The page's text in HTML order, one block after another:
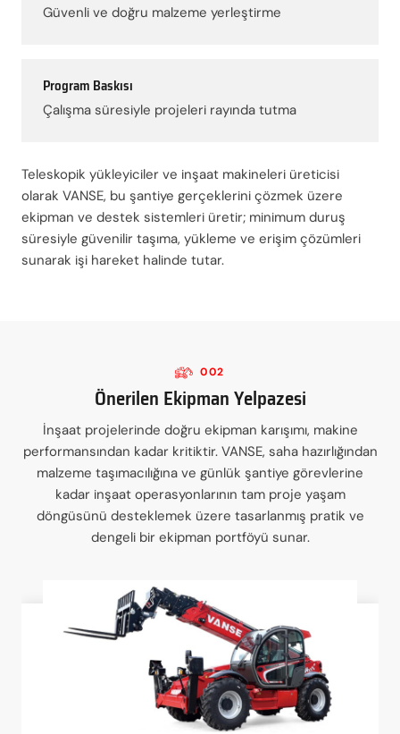
Güvenli ve doğru malzeme yerleştirme
Program Baskısı
Çalışma süresiyle projeleri rayında tutma
Teleskopik yükleyiciler ve inşaat makineleri üreticisi
olarak VANSE, bu şantiye gerçeklerini çözmek üzere
ekipman ve destek sistemleri üretir; minimum duruş
süresiyle güvenilir taşıma, yükleme ve erişim çözümleri
sunarak işi hareket halinde tutar.
002
Önerilen Ekipman Yelpazesi
İnşaat projelerinde doğru ekipman karışımı, makine
performansından kadar kritiktir. VANSE, saha hazırlığından
malzeme taşımacılığına ve günlük şantiye görevlerine
kadar inşaat operasyonlarının tam proje yaşam
döngüsünü desteklemek üzere tasarlanmış pratik ve
dengeli bir ekipman portföyü sunar.